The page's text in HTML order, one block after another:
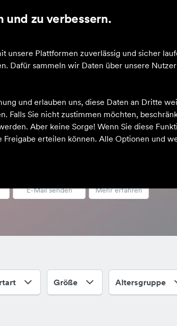
und zu verbessern.
Plattformen zuverlässig und sicher
Dafür sammeln wir Daten über unsere
und erlauben uns, diese Daten an Dritte
Falls Sie nicht zustimmen möchten,
Aber keine Sorge! Wenn Sie diese
erteilen können. Alle Optionen und
Papistock
Brillen
E-Mail senden
Mehr erfahren
Größe Altersgruppe